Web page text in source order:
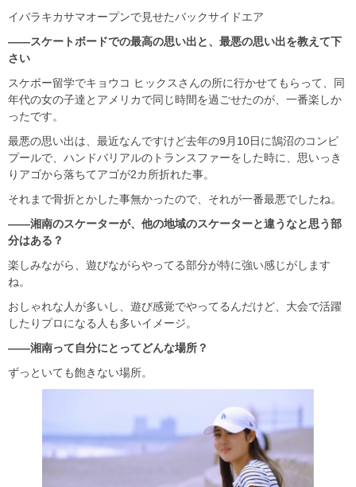
イバラキカサマオープンで見せたバックサイドエア
――スケートボードでの最高の思い出と、最悪の思い出を教えて下
さい
スケボー留学でキョウコ ヒックスさんの所に行かせてもらって、同
年代の女の子達とアメリカで同じ時間を過ごせたのが、一番楽しか
ったです。
最悪の思い出は、最近なんですけど去年の9月10日に鵠沼のコンビ
プールで、ハンドバリアルのトランスファーをした時に、思いっき
りアゴから落ちてアゴが2カ所折れた事。
それまで骨折とかした事無かったので、それが一番最悪でしたね。
――湘南のスケーターが、他の地域のスケーターと違うなと思う部
分はある？
楽しみながら、遊びながらやってる部分が特に強い感じがします
ね。
おしゃれな人が多いし、遊び感覚でやってるんだけど、大会で活躍
したりプロになる人も多いイメージ。
――湘南って自分にとってどんな場所？
ずっといても飽きない場所。